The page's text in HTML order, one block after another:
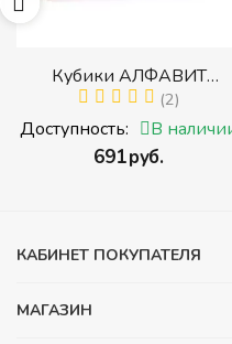
Кубики АЛФАВИТ
РУССКИЙ С ЦИФРАМИ
(Томик) (Набор кубиков
буквами, цифрами,
математическими знаками
(2)
Доступность: В
‍691‍руб.
КАБИНЕТ ПОКУПАТЕЛЯ
МАГАЗИН